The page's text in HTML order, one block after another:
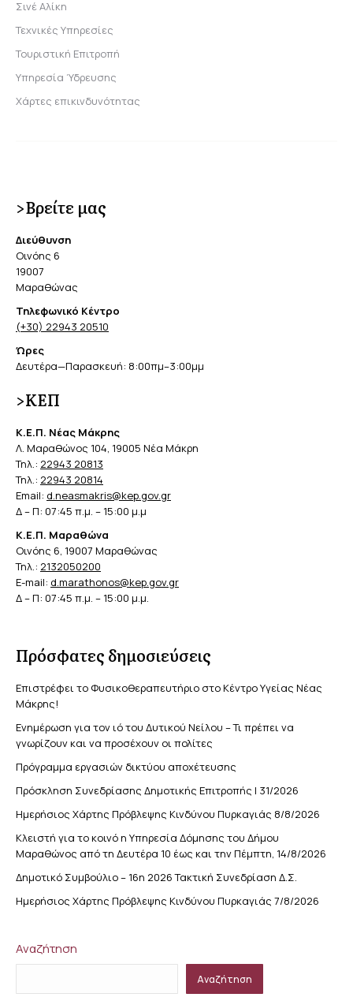
Σινέ Αλίκη
Τεχνικές Υπηρεσίες
Τουριστική Επιτροπή
Υπηρεσία Ύδρευσης
Χάρτες επικινδυνότητας
>Βρείτε μας
Διεύθυνση
Οινόης 6
19007
Μαραθώνας
Τηλεφωνικό Κέντρο
(+30) 22943 20510
Ώρες
Δευτέρα—Παρασκευή: 8:00πμ–3:00μμ
>ΚΕΠ
Κ.Ε.Π. Νέας Μάκρης
Λ. Μαραθώνος 104, 19005 Νέα Μάκρη
Τηλ.: 22943 20813
Τηλ.: 22943 20814
Email: d.neasmakris@kep.gov.gr
Δ – Π: 07:45 π.μ. – 15:00 μ.μ
Κ.Ε.Π. Μαραθώνα
Οινόης 6, 19007 Μαραθώνας
Τηλ.: 2132050200
E-mail: d.marathonos@kep.gov.gr
Δ – Π: 07:45 π.μ. – 15:00 μ.μ.
Πρόσφατες δημοσιεύσεις
Επιστρέφει το Φυσικοθεραπευτήριο στο Κέντρο Υγείας Νέας
Μάκρης!
Ενημέρωση για τον ιό του Δυτικού Νείλου – Τι πρέπει να
γνωρίζουν και να προσέχουν οι πολίτες
Πρόγραμμα εργασιών δικτύου αποχέτευσης
Πρόσκληση Συνεδρίασης Δημοτικής Επιτροπής | 31/2026
Ημερήσιος Χάρτης Πρόβλεψης Κινδύνου Πυρκαγιάς 8/8/2026
Κλειστή για το κοινό η Υπηρεσία Δόμησης του Δήμου
Μαραθώνος από τη Δευτέρα 10 έως και την Πέμπτη, 14/8/2026
Δημοτικό Συμβούλιο – 16η 2026 Τακτική Συνεδρίαση Δ.Σ.
Ημερήσιος Χάρτης Πρόβλεψης Κινδύνου Πυρκαγιάς 7/8/2026
Αναζήτηση
Αναζήτηση